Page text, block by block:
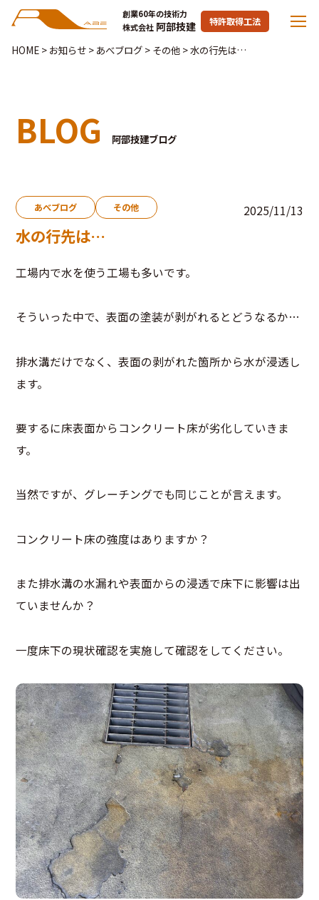
創業60年の技術力
株式会社 阿部技建 特許取得工法
HOME> お知らせ> あべブログ> その他>水の行先は…
BLOG 阿部技建ブログ
あべブログ その他 2025/11/13
水の行先は…
工場内で水を使う工場も多いです。
そういった中で、表面の塗装が剥がれるとどうなるか…
排水溝だけでなく、表面の剥がれた箇所から水が浸透し
ます。
要するに床表面からコンクリート床が劣化していきま
す。
当然ですが、グレーチングでも同じことが言えます。
コンクリート床の強度はありますか？
また排水溝の水漏れや表面からの浸透で床下に影響は出
ていませんか？
一度床下の現状確認を実施して確認をしてください。